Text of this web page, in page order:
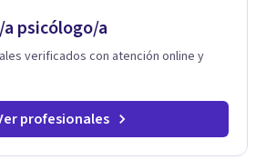
la Dra. Sandra Milena Jiménez Duque
para acompañarte. Porque
interno, cambias tu forma de pensar,
psicólogo/a
verificados con atención online y
profesionales